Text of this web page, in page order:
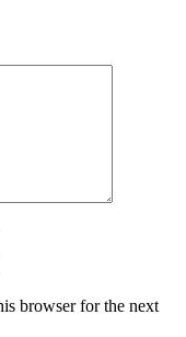
browser for the next